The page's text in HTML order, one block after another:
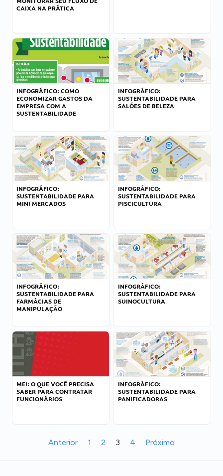
CAIXA NA PRÁTICA
INFOGRÁFICO: COMO
ECONOMIZAR GASTOS DA
EMPRESA COM A
SUSTENTABILIDADE
INFOGRÁFICO:
SUSTENTABILIDADE PARA
SALÕES DE BELEZA
INFOGRÁFICO:
SUSTENTABILIDADE PARA
MINI MERCADOS
INFOGRÁFICO:
SUSTENTABILIDADE PARA
PISCICULTURA
INFOGRÁFICO:
SUSTENTABILIDADE PARA
FARMÁCIAS DE
MANIPULAÇÃO
INFOGRÁFICO:
SUSTENTABILIDADE PARA
SUINOCULTURA
MEI: O QUE VOCÊ PRECISA
SABER PARA CONTRATAR
FUNCIONÁRIOS
INFOGRÁFICO:
SUSTENTABILIDADE PARA
PANIFICADORAS
Anterior 1 2 3 4 Próximo